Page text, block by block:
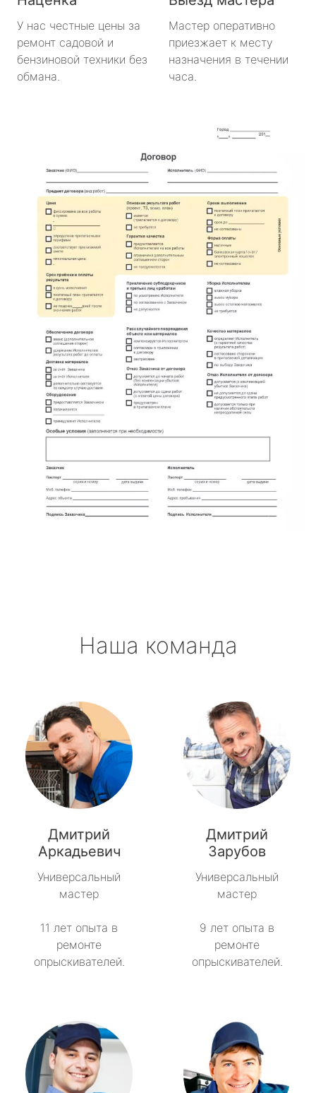
У нас честные цены за
ремонт садовой и
бензиновой техники без
обмана.
Мастер оперативно
приезжает к месту
назначения в течении
часа.
Наша команда
Дмитрий
Аркадьевич
Универсальный
мастер
11 лет опыта в
ремонте
опрыскивателей.
Дмитрий
Зарубов
Универсальный
мастер
9 лет опыта в
ремонте
опрыскивателей.